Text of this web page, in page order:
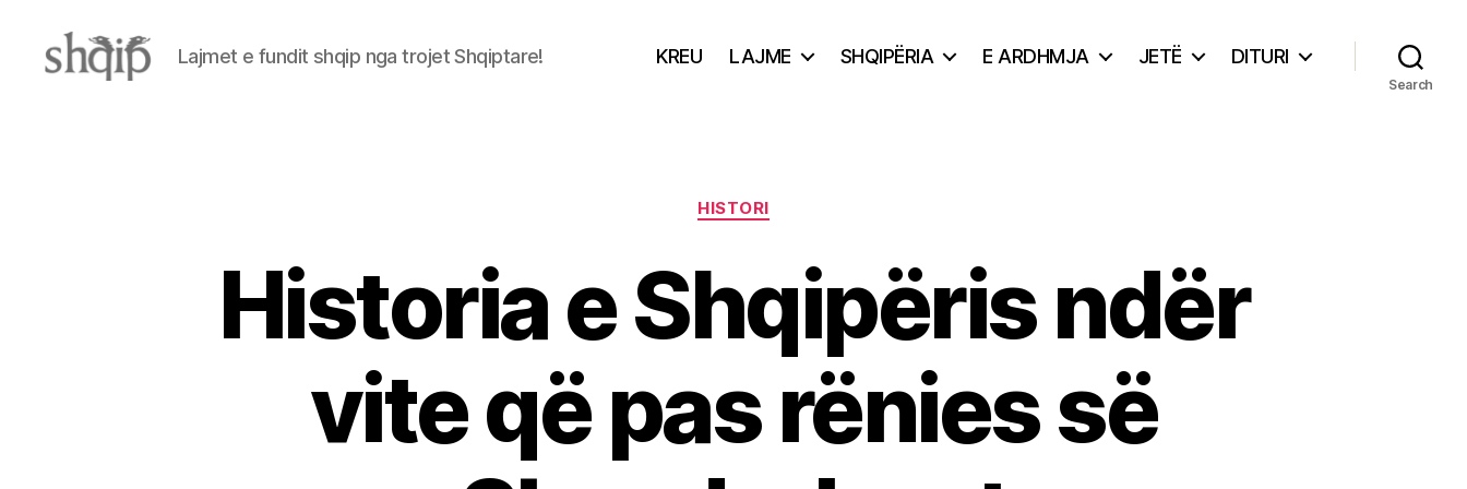
Lajmet e fundit shqip nga trojet Shqiptare! KREU LAJME SHQIPËRIA E ARDHMJA JETË DITURI
Search
Categories
HISTORI
Historia e Shqipëris ndër
vite që pas rënies së